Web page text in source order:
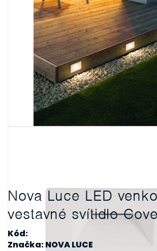
Nova Luce LED
vestavné svítidlo Cove
Kód:
Značka: NOVA LUCE